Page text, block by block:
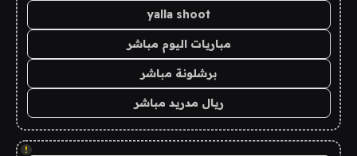
yalla shoot
مباريات اليوم مباشر
برشلونة مباشر
ريال مدريد مباشر
!